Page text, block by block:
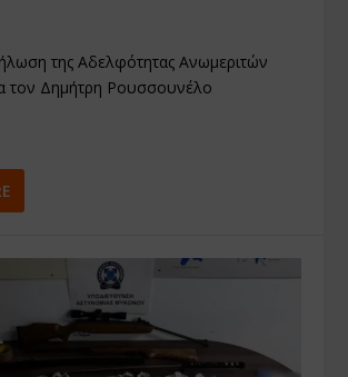
της Αδελφότητας Ανωμεριτών
τον Δημήτρη Ρουσσουνέλο